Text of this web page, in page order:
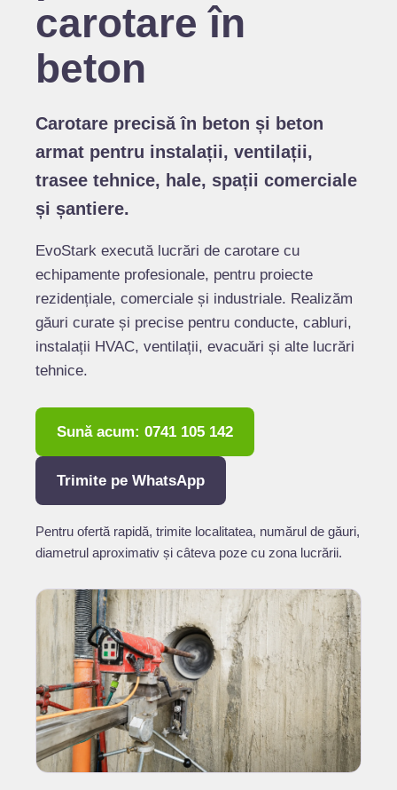
carotare în
beton
Carotare precisă în beton și beton
armat pentru instalații, ventilații,
trasee tehnice, hale, spații comerciale
și șantiere.
EvoStark execută lucrări de carotare cu
echipamente profesionale, pentru proiecte
rezidențiale, comerciale și industriale. Realizăm
găuri curate și precise pentru conducte, cabluri,
instalații HVAC, ventilații, evacuări și alte lucrări
tehnice.
Sună acum: 0741 105 142
Trimite pe WhatsApp
Pentru ofertă rapidă, trimite localitatea, numărul de găuri,
diametrul aproximativ și câteva poze cu zona lucrării.